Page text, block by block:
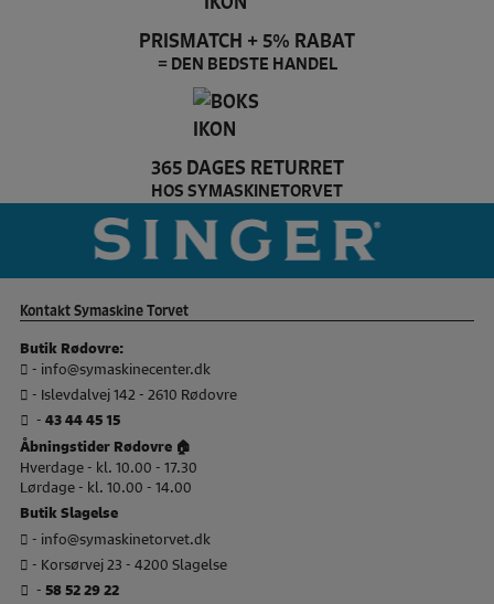
PRISMATCH + 5% RABAT
= DEN BEDSTE HANDEL
365 DAGES RETURRET
HOS SYMASKINETORVET
Pfaff Brand slider
Kontakt Symaskine Torvet
Butik Rødovre:
- info@symaskinecenter.dk
- Islevdalvej 142 - 2610 Rødovre
- 43 44 45 15
Åbningstider Rødovre 🏠
Hverdage - kl. 10.00 - 17.30
Lørdage - kl. 10.00 - 14.00
Butik Slagelse
- info@symaskinetorvet.dk
- Korsørvej 23 - 4200 Slagelse
- 58 52 29 22